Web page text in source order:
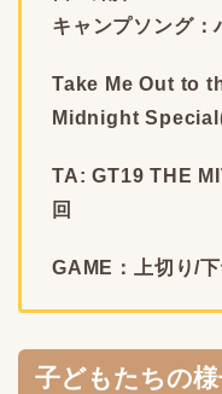
キャンプソング：
Take Me Out to
Midnight
TA: GT19 THE
回
GAME：上切り/
子どもたちの